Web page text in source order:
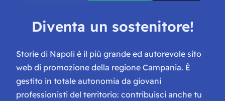
Diventa un sostenitore!
Storie di Napoli è il più grande ed autorevole sito
web di promozione della regione Campania. È
gestito in totale autonomia da giovani
professionisti del territorio: contribuisci anche tu